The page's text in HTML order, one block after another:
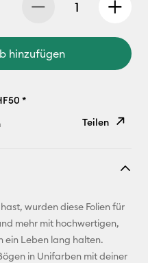
hinzufügen
*
Teilen
E-Mail-
Adresse
Pinterest
wurden diese Folien für
mehr mit hochwertigen,
ein Leben lang halten.
in Unifarben mit deiner